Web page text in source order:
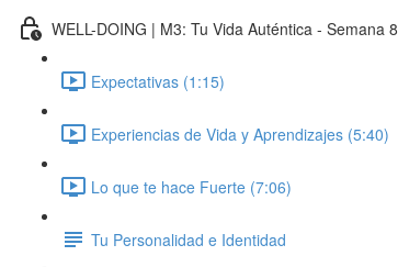
WELL-DOING | M3: Tu Vida Auténtica - Semana 8
Expectativas (1:15)
Experiencias de Vida y Aprendizajes (5:40)
Lo que te hace Fuerte (7:06)
Tu Personalidad e Identidad